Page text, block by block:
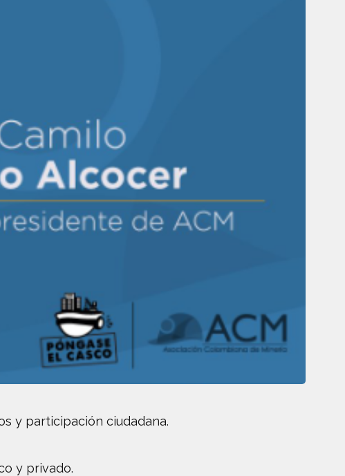
y participación ciudadana.
y privado.